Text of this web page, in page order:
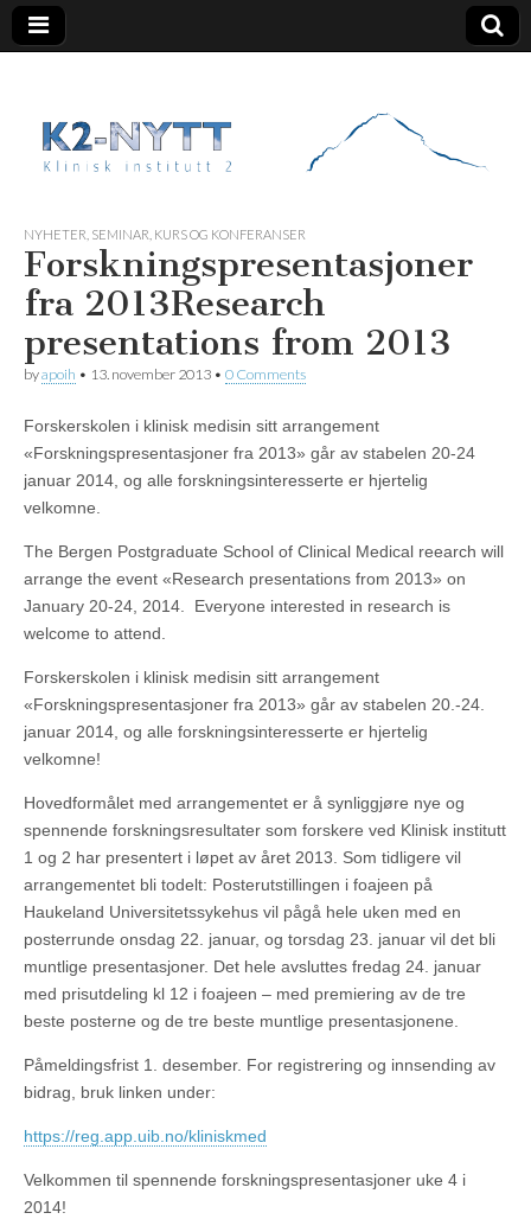
K2 Nytt
NYHETER SEMINAR, KURS OG KONFERANSER
Forskningspresentasjoner
fra 2013Research
presentations from 2013
byapoih • 13. november 2013 • 0 Comments
Forskerskolen i klinisk medisin sitt arrangement
«Forskningspresentasjoner fra 2013» går av stabelen 20-24
januar 2014, og alle forskningsinteresserte er hjertelig
velkomne.
The Bergen Postgraduate School of Clinical Medical reearch will
arrange the event «Research presentations from 2013» on
January 20-24, 2014. Everyone interested in research is
welcome to attend.
Forskerskolen i klinisk medisin sitt arrangement
«Forskningspresentasjoner fra 2013» går av stabelen 20.-24.
januar 2014, og alle forskningsinteresserte er hjertelig
velkomne!
Hovedformålet med arrangementet er å synliggjøre nye og
spennende forskningsresultater som forskere ved Klinisk institutt
1 og 2 har presentert i løpet av året 2013. Som tidligere vil
arrangementet bli todelt: Posterutstillingen i foajeen på
Haukeland Universitetssykehus vil pågå hele uken med en
posterrunde onsdag 22. januar, og torsdag 23. januar vil det bli
muntlige presentasjoner. Det hele avsluttes fredag 24. januar
med prisutdeling kl 12 i foajeen – med premiering av de tre
beste posterne og de tre beste muntlige presentasjonene.
Påmeldingsfrist 1. desember. For registrering og innsending av
bidrag, bruk linken under:
https://reg.app.uib.no/kliniskmed
Velkommen til spennende forskningspresentasjoner uke 4 i
2014!